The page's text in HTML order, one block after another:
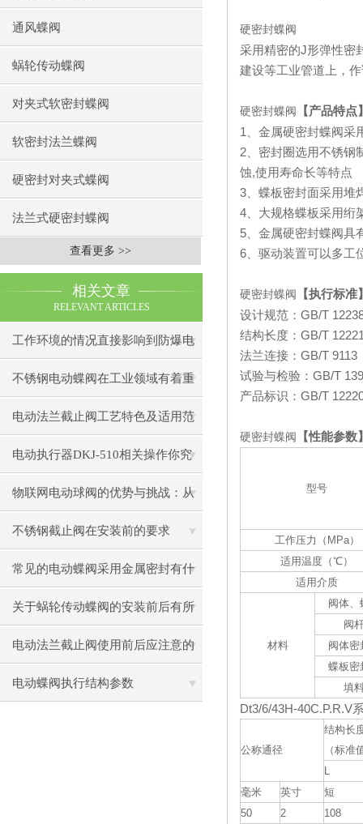
通风蝶阀
蜗轮传动蝶阀
对夹式软密封蝶阀
软密封法兰蝶阀
硬密封对夹式蝶阀
法兰式硬密封蝶阀
查看更多 >>
相关文章
RELEVANT ARTICLES
工作环境的情况直接影响到防爆电
动闸阀使用
不锈钢电动蝶阀在工业领域有着重
要作用
电动法兰截止阀工艺特色及适用范
围
电动执行器DKJ-510相关操作你究
竟会了吗？
物联网电动球阀的优势与挑战：从
设计到应用
不锈钢截止阀在安装前的要求
常见的电动蝶阀采用金属密封有什
么优势？
关于蜗轮传动蝶阀的安装前后有所
不同
电动法兰截止阀使用前后应注意的
事
电动蝶阀执行结构参数
硬密封蝶阀
采用精密的J形弹性密
建设等工业管道上，
硬密封蝶阀
【产品特点
1
、金属硬密封蝶阀
2 、密封圈选用不锈
蚀,使用寿命长等特点
3 、蝶板密封面采用
4 、大规格蝶板采用
5 、金属硬密封蝶阀
6 、驱动装置可以多工
硬密封蝶阀
【执行标准
设计规范： GB/T
结构长度： GB/T
法兰连接： GB/T 9113
试验与检验： GB/T
产品标识： GB/T
硬密封蝶阀 【性能参数
型号
工作压力（ MPa）
适用温度（℃）
适用介质
材料
阀体、
阀
阀体密
蝶板密
填
Dt3/6/43H-40C.P.R.V
公称通径
结构长
（标准
L
毫米
英寸
短
50
2
108